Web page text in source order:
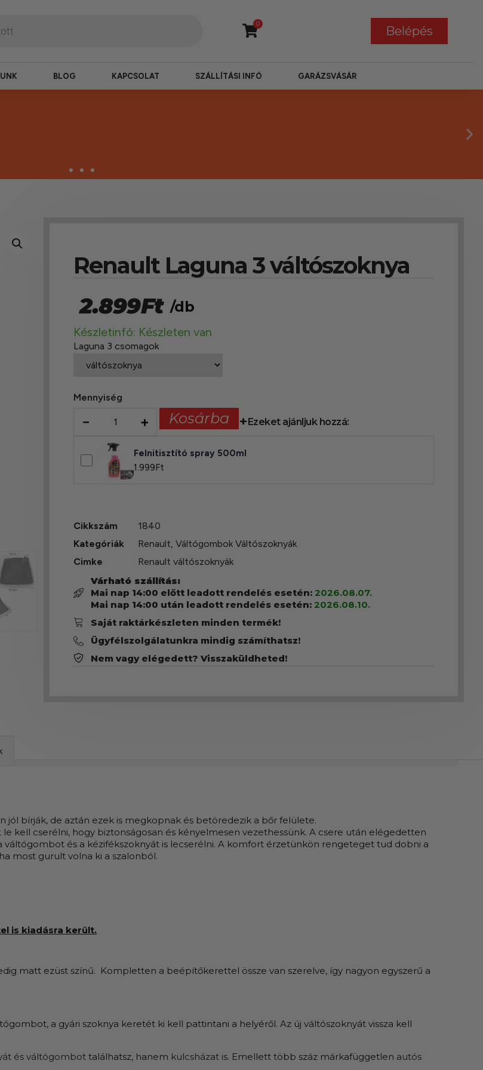
0
Belépés
BLOG KAPCSOLAT SZÁLLÍTÁSI INFÓ GARÁZSVÁSÁR
mi is bízunk.
Renault Laguna 3 váltószoknya
2.899Ft /db
Készletinfó: Készleten van
Laguna 3 csomagok
Mennyiség
− + Kosárba Ezeket ajánljuk hozzá:
Felnitisztító spray 500ml
1.999Ft
Cikkszám
1840
Kategóriák
Renault, Váltógombok Váltószoknyák
Cimke
Renault váltószoknyák
Várható szállítás:
Mai nap 14:00 előtt leadott rendelés esetén: 2026.08.07.
Mai nap 14:00 után leadott rendelés esetén: 2026.08.10.
Saját raktárkészleten minden termék!
Ügyfélszolgálatunkra mindig számíthatsz!
Nem vagy elégedett? Visszaküldheted!
jól bírják, de aztán ezek is megkopnak és betöredezik a bőr felülete.
kell cserélni, hogy biztonságosan és kényelmesen vezethessünk. A csere után elégedetten
és a kézifékszoknyát is lecserélni. A komfort érzetünkön rengeteget tud dobni a
most gurult volna ki a szalonból.
is kiadásra került.
matt ezüst színű. Kompletten a beépítőkerettel össze van szerelve, így nagyon egyszerű a
a gyári szoknya keretét ki kell pattintani a helyéről. Az új váltószoknyát vissza kell
és váltógombot találhatsz, hanem kulcsházat is. Emellett több száz márkafüggetlen autós